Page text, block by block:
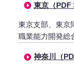
東京（PDF
東京支部、東京
職業能力開発総
神奈川（